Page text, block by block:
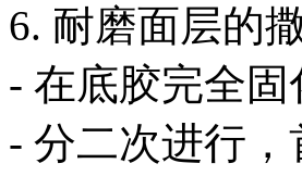
6. 耐磨面层的
- 在底胶完全
- 分二次进行